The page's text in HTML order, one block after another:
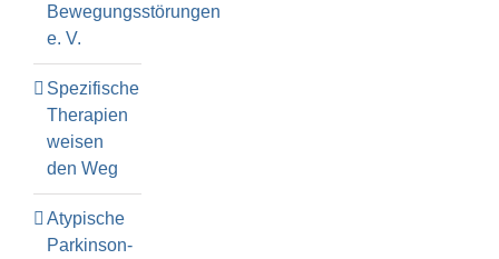
Bewegungsstörungen
e. V.
Spezifische
Therapien
weisen
den Weg
Atypische
Parkinson-